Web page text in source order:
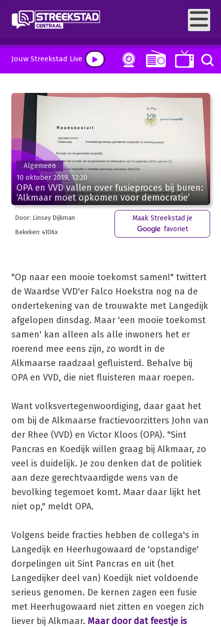
Jouw Streekstad Live
Algemeen
10 oktober 2019, 12:20
OPA en VVD vallen over fusieproces bij buren:
‘Alkmaar moet opkomen voor democratie’
Door: Linsey Dijkman
Bekeken: 4106x
Maak Streekstad je
favoriet
"Op naar een mooie toekomst samen!" twittert
de Waardse VVD'er Falco Hoekstra nog na de
ondertekening van de trouwakte met Langedijk
afgelopen dinsdag. Maar 'een mooie toekomst
samen' kan alleen als alle inwoners het er
roerend mee eens zijn, zo wordt in de
Alkmaarse raadzaal gefluisterd. Behalve bij
OPA en VVD, die niet fluisteren maar roepen.
Want volksvertegenwoordiging, daar gaat het
om bij de Alkmaarse fractievoorzitters John van
der Rhee (VVD) en Victor Kloos (OPA). "Sint
Pancras en Koedijk willen graag bij Alkmaar, zo
veel is duidelijk. Je zou denken dat de politiek
aan deze gerechtvaardigde wens van de
bevolking tegemoet komt. Maar daar lijkt het
niet op," meldt OPA.
Volgens beide fracties hebben de collega's in
Langedijk en Heerhugowaard de 'opstandige'
dorpelingen uit Sint Pancras en uit (het
Langedijker deel van) Koedijk niet voldoende
serieus genomen. De kernen zagen een fusie
met Heerhugowaard niet zitten en voegen zich
liever bij Alkmaar. Maar door dat feestje is